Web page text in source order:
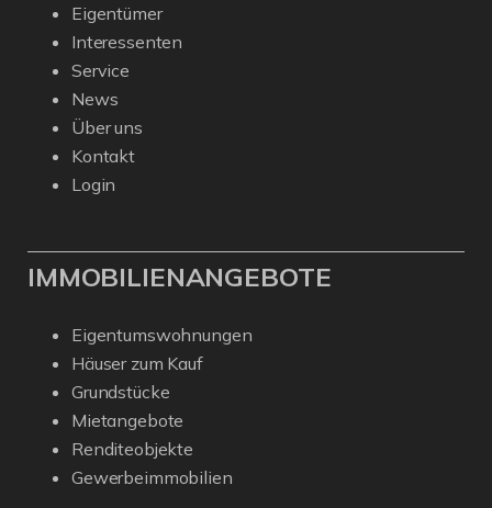
Eigentümer
Interessenten
Service
News
Über uns
Kontakt
Login
IMMOBILIENANGEBOTE
Eigentumswohnungen
Häuser zum Kauf
Grundstücke
Mietangebote
Renditeobjekte
Gewerbeimmobilien